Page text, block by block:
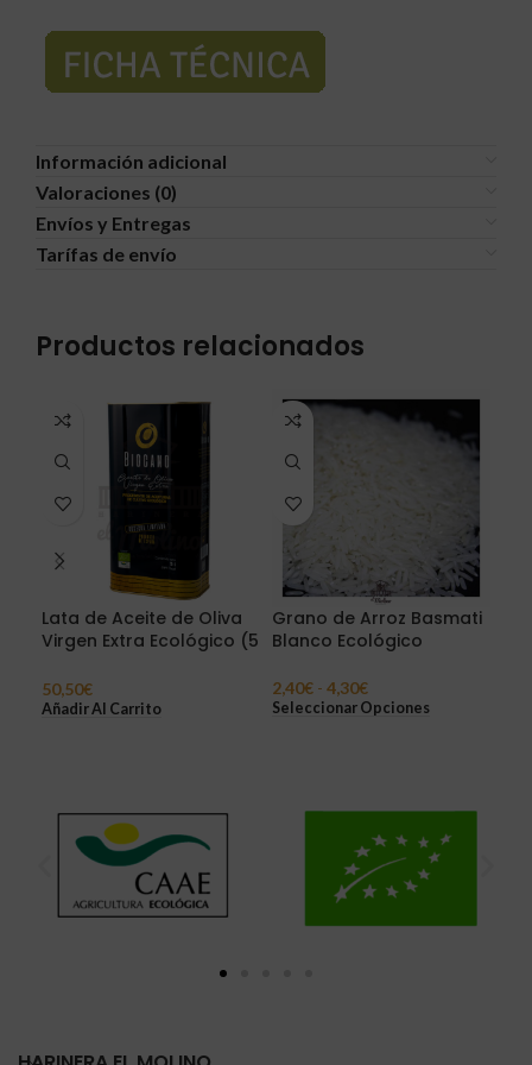
Información adicional
Valoraciones (0)
Envíos y Entregas
Tarífas de envío
Productos relacionados
Lata de Aceite de Oliva
Virgen Extra Ecológico (5
50,50€
Añadir Al Carrito
Grano de Arroz Basmati
Blanco Ecológico
2,40€ - 4,30€
Seleccionar Opciones